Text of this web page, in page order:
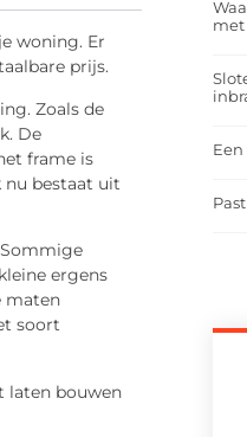
woning. Er
prijs.
Zoals de
De
frame is
nu bestaat uit
ergens
maten
soort
laten bouwen
met